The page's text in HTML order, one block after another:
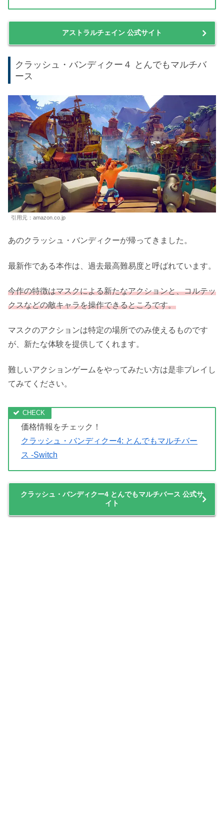
ションが発動するので爽快感がやばいです。
レギオンにも複数のスタイルがあり、それらを任意に変更
することで幅の広いアクションができるのも、本作の魅力
の一つです。
価格情報をチェック！
ASTRAL CHAIN(アストラル チェイン) -Switch
アストラルチェイン 公式サイト
クラッシュ・バンディクー４ とんでもマルチバ
ース
引用元：amazon.co.jp
あのクラッシュ・バンディクーが帰ってきました。
今作の特徴はマスクによる新たなアクションと、コルテッ
クスなどの敵キャラを操作できるところです。
マスクのアクションは特定の場所でのみ使えるものです
が、新たな体験を提供してくれます。
難しいアクションゲームをやってみたい方は是非プレイし